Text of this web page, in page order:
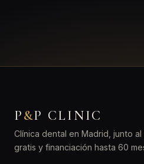
P&P CLINIC
Clínica dental en Madrid, junto
gratis y financiación hasta 60